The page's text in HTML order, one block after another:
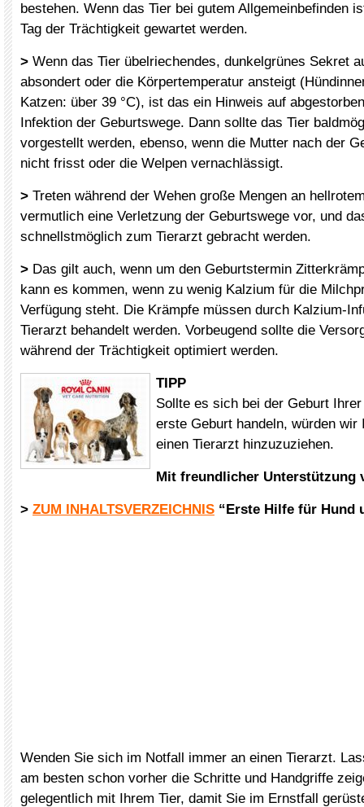
bestehen. Wenn das Tier bei gutem Allgemeinbefinden
Tag der Trächtigkeit gewartet werden.
> Wenn das Tier übelriechendes, dunkelgrünes Sekret
absondert oder die Körpertemperatur ansteigt
Katzen: über 39 °C), ist das ein Hinweis auf
Infektion der Geburtswege. Dann sollte das Tier
vorgestellt werden, ebenso, wenn die Mutter nach der
nicht frisst oder die Welpen vernachlässigt.
> Treten während der Wehen große Mengen an
vermutlich eine Verletzung der Geburtswege vor, und
schnellstmöglich zum Tierarzt gebracht werden.
> Das gilt auch, wenn um den Geburtstermin
kann es kommen, wenn zu wenig Kalzium für die
Verfügung steht. Die Krämpfe müssen durch Kalzium-
Tierarzt behandelt werden. Vorbeugend sollte die
während der Trächtigkeit optimiert werden.
TIPP
Sollte es sich bei der Geburt
erste Geburt handeln, würden wir
einen Tierarzt hinzuzuziehen.
Mit freundlicher Unterstützung
> ZUM INHALTSVERZEICHNIS “Erste Hilfe für Hund
Wenden Sie sich im Notfall immer an einen Tierarzt.
am besten schon vorher die Schritte und Handgriffe
gelegentlich mit Ihrem Tier, damit Sie im Ernstfall